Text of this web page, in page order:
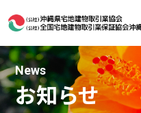
News
お知らせ